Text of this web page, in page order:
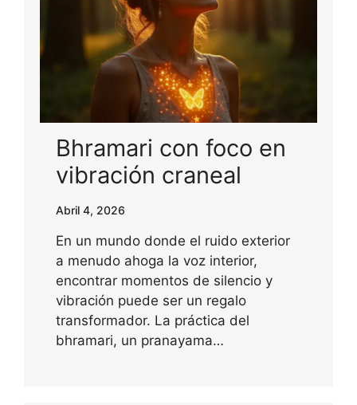
Bhramari con foco en
vibración craneal
Abril 4, 2026
En un mundo donde el ruido exterior
a menudo ahoga la voz interior,
encontrar momentos de silencio y
vibración puede ser un regalo
transformador. La práctica del
bhramari, un pranayama…